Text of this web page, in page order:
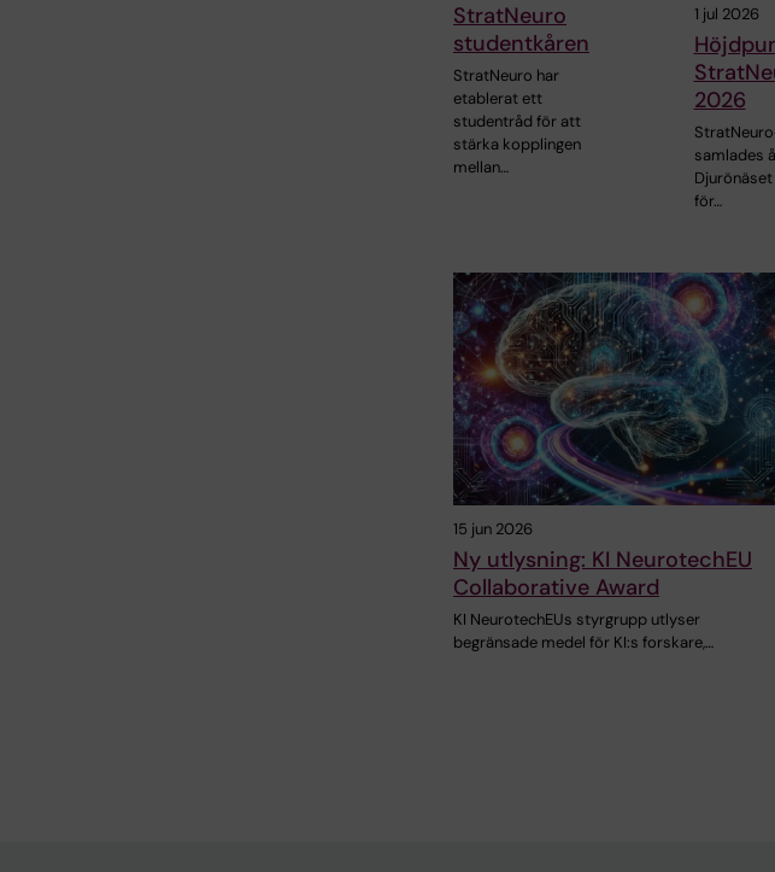
StratNeuro
studentkåren
StratNeuro har
etablerat ett
studentråd för att
stärka kopplingen
mellan…
1 jul 2026
2026
samlades
för…
15 jun 2026
Ny utlysning: KI NeurotechEU
Collaborative Award
KI NeurotechEUs styrgrupp utlyser
begränsade medel för KI:s forskare,…